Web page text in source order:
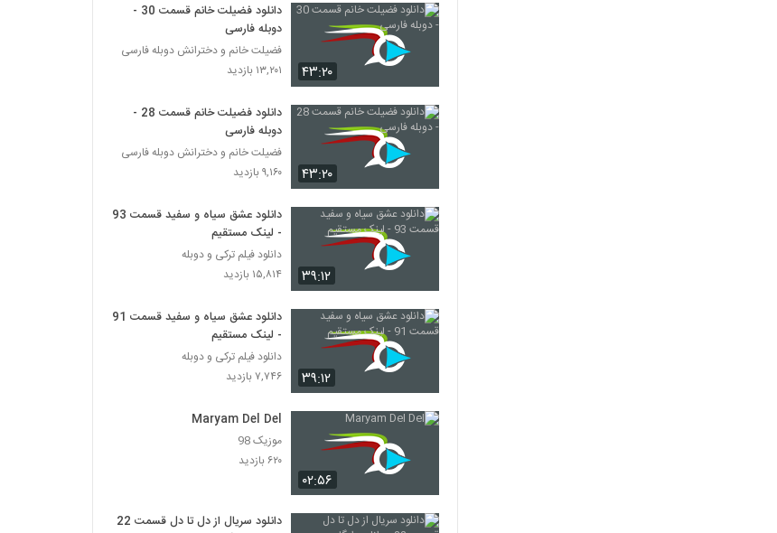
۴۳:۲۰
دانلود فضیلت خانم قسمت 30 -
دوبله فارسی
فضیلت خانم و دخترانش دوبله فارسی
۱۳,۲۰۱ بازدید
۴۳:۲۰
دانلود فضیلت خانم قسمت 28 -
دوبله فارسی
فضیلت خانم و دخترانش دوبله فارسی
۹,۱۶۰ بازدید
۳۹:۱۲
دانلود عشق سیاه و سفید قسمت 93
- لینک مستقیم
دانلود فیلم ترکی و دوبله
۱۵,۸۱۴ بازدید
۳۹:۱۲
دانلود عشق سیاه و سفید قسمت 91
- لینک مستقیم
دانلود فیلم ترکی و دوبله
۷,۷۴۶ بازدید
۰۲:۵۶
Maryam Del Del
موزیک 98
۶۲۰ بازدید
دانلود سریال از دل تا دل قسمت 22